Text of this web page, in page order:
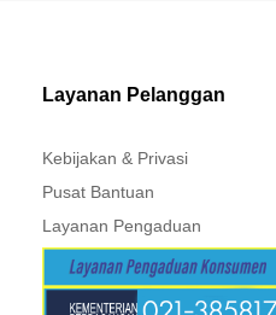
Layanan Pelanggan
Kebijakan & Privasi
Pusat Bantuan
Layanan Pengaduan